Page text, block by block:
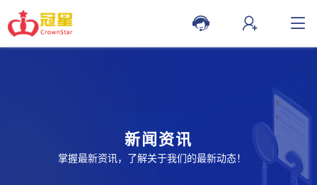
新闻资讯
掌握最新资讯，了解关于我们的最新动态！